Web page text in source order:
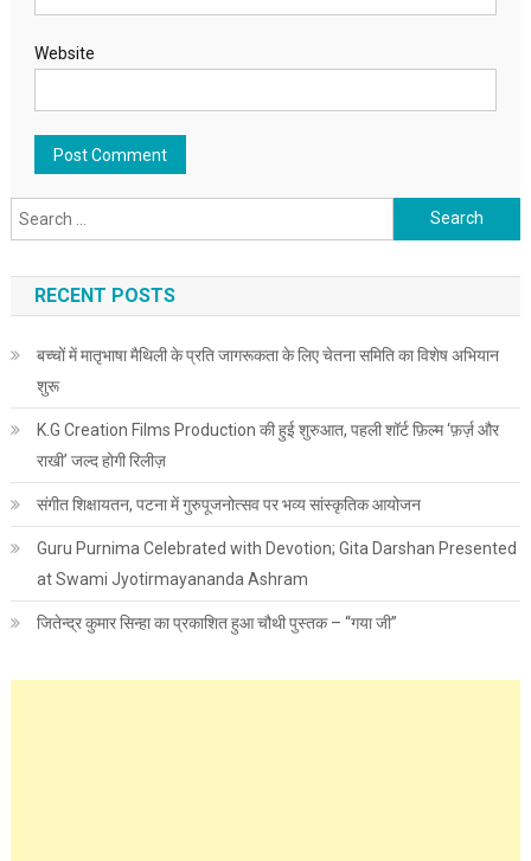
Website
Search for:
RECENT POSTS
बच्चों में मातृभाषा मैथिली के प्रति जागरूकता के लिए चेतना समिति का विशेष अभियान
शुरू
K.G Creation Films Production की हुई शुरुआत, पहली शॉर्ट फ़िल्म ‘फ़र्ज़ और
राखी’ जल्द होगी रिलीज़
संगीत शिक्षायतन, पटना में गुरुपूजनोत्सव पर भव्य सांस्कृतिक आयोजन
Guru Purnima Celebrated with Devotion; Gita Darshan Presented
at Swami Jyotirmayananda Ashram
जितेन्द्र कुमार सिन्हा का प्रकाशित हुआ चौथी पुस्तक – “गया जी”